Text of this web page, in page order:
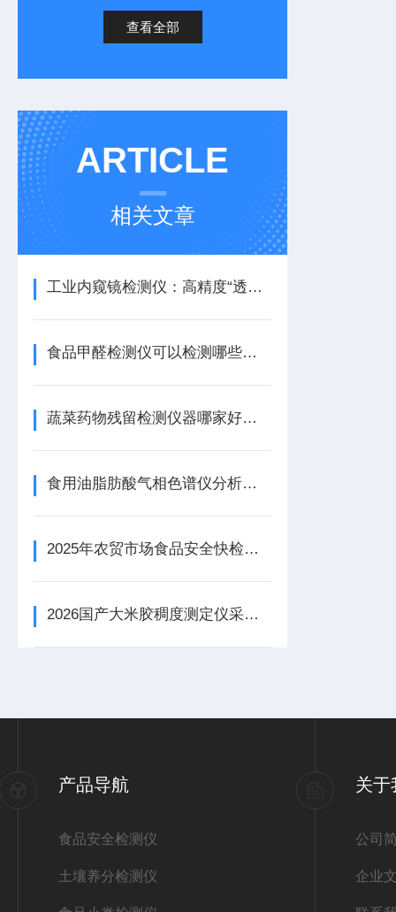
查看全部
ARTICLE
相关文章
工业内窥镜检测仪：高精度“透视眼”，解锁工业检测新精度
食品甲醛检测仪可以检测哪些样品|天研食品甲醛检测仪
蔬菜药物残留检测仪器哪家好【商家推荐】蔬菜药物残留检测仪器
食用油脂肪酸气相色谱仪分析方法配置要点
2025年农贸市场食品安全快检设备采购推荐清单
2026国产大米胶稠度测定仪采购型号推荐
产品导航
食品安全检测仪
土壤养分检测仪
关于
公司
企业